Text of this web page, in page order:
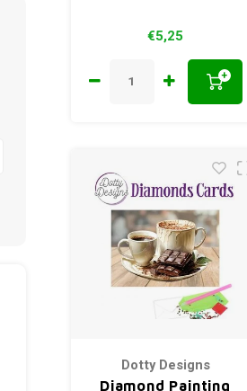
€5,25
+
Dotty Designs
Diamond Painting